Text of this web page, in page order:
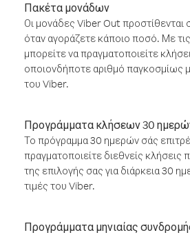
Πακέτα μονάδων
Οι μονάδες Viber Out προστίθενται
όταν αγοράζετε κάποιο ποσό. Με
μπορείτε να πραγματοποιείτε
οποιονδήποτε αριθμό παγκοσμίως
του Viber.
Προγράμματα κλήσεων 30
Το πρόγραμμα 30 ημερών σάς
πραγματοποιείτε διεθνείς
της επιλογής σας για διάρκεια 30
τιμές του Viber.
Προγράμματα μηνιαίας